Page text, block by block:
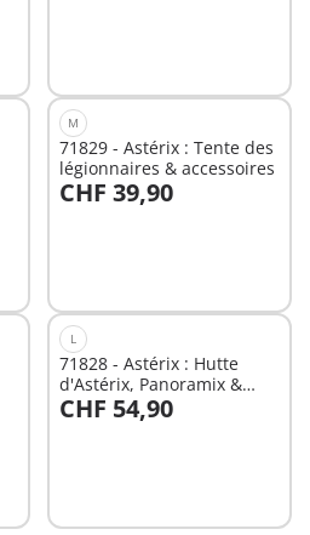
M
71829 - Astérix : Tente des
légionnaires & accessoires
CHF 39,90
Au panier
L
71828 - Astérix : Hutte
d'Astérix, Panoramix &
accessoires
CHF 54,90
Au panier